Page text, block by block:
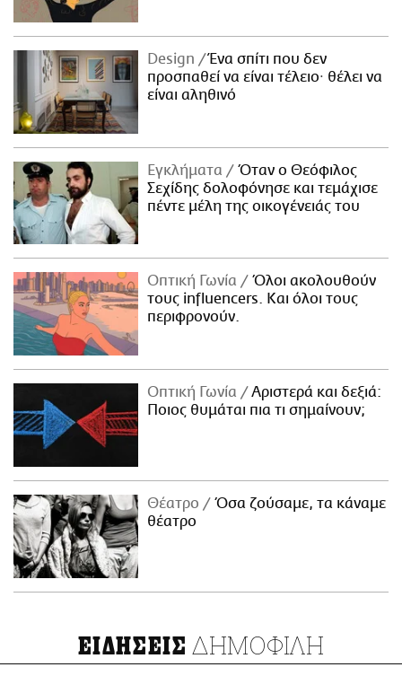
Design
Ένα σπίτι που δεν
προσπαθεί να είναι τέλειο· θέλει να
είναι αληθινό
Εγκλήματα
Όταν ο Θεόφιλος
Σεχίδης δολοφόνησε και τεμάχισε
πέντε μέλη της οικογένειάς του
Οπτική Γωνία
Όλοι ακολουθούν
τους influencers. Και όλοι τους
περιφρονούν.
Οπτική Γωνία
Αριστερά και δεξιά:
Ποιος θυμάται πια τι σημαίνουν;
Θέατρο
Όσα ζούσαμε, τα κάναμε
θέατρο
ΕΙΔΗΣΕΙΣ ΔΗΜΟΦΙΛΗ